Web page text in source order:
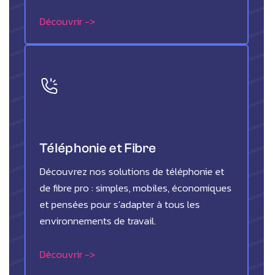
Découvrir ->
Téléphonie et Fibre
Découvrez nos solutions de téléphonie et
de fibre pro : simples, mobiles, économiques
et pensées pour s’adapter à tous les
environnements de travail.
Découvrir ->